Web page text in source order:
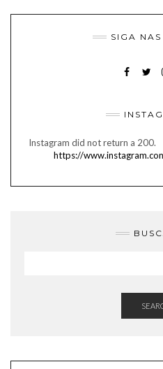
SIGA
Instagram did not return a 200.
https://